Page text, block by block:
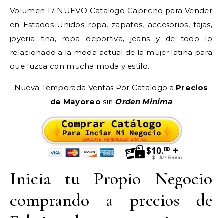
Volumen 17 NUEVO Catalogo Capricho para Vender
en Estados Unidos ropa, zapatos, accesorios, fajas,
joyeria fina, ropa deportiva, jeans y de todo lo
relacionado a la moda actual de la mujer latina para
que luzca con mucha moda y estilo.
Nueva Temporada Ventas Por Catalogo a Precios
de Mayoreo sin Orden Minima
Inicia tu Propio Negocio
comprando a precios de